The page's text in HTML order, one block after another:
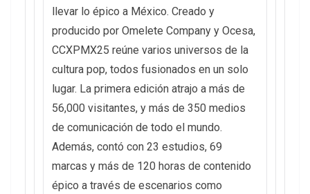
llevar lo épico a México. Creado y
producido por Omelete Company y Ocesa,
CCXPMX25 reúne varios universos de la
cultura pop, todos fusionados en un solo
lugar. La primera edición atrajo a más de
56,000 visitantes, y más de 350 medios
de comunicación de todo el mundo.
Además, contó con 23 estudios, 69
marcas y más de 120 horas de contenido
épico a través de escenarios como